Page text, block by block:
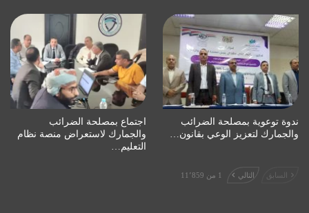
ندوة توعوية بمصلحة الضرائب
والجمارك لتعزيز الوعي بقانون…
اجتماع بمصلحة الضرائب
والجمارك لاستعراض منصة نظام
التعليم…
السابق التالي 1 من 11٬859